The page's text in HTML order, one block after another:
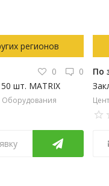
регионов
0
0
шт. MATRIX
По